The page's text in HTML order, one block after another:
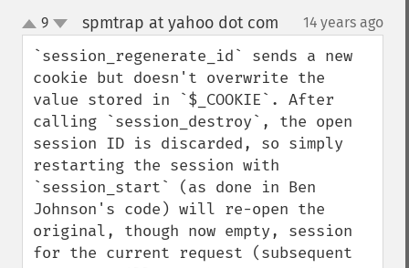
up
down
9 spmtrap at yahoo dot com 14 years ago
`session_regenerate_id` sends a new
cookie but doesn't overwrite the
value stored in `$_COOKIE`. After
calling `session_destroy`, the open
session ID is discarded, so simply
restarting the session with
`session_start` (as done in Ben
Johnson's code) will re-open the
original, though now empty, session
for the current request (subsequent